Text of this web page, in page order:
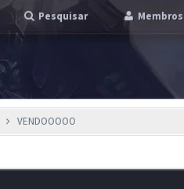
Pesquisar Membros
VENDOOOOO